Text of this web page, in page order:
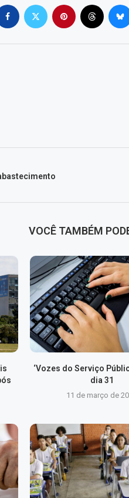
VOCÊ TAMBÉM
‘Vozes do Serviço
dia 31
11 de março de